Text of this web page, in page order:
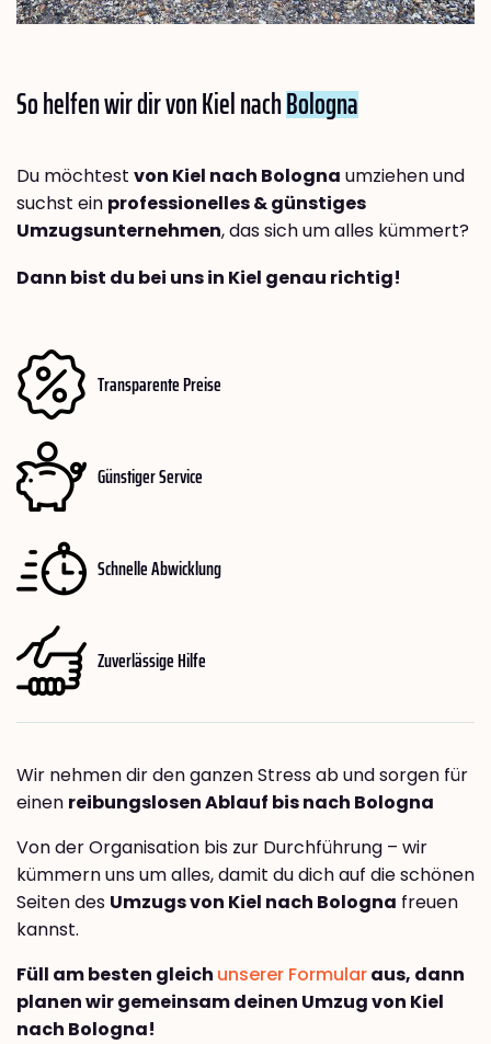
So helfen wir dir von Kiel nachBologna
Du möchtest von Kiel nach Bologna umziehen und
suchst ein professionelles & günstiges
Umzugsunternehmen, das sich um alles kümmert?
Dann bist du bei uns in Kiel genau richtig!
Transparente Preise
Günstiger Service
Schnelle Abwicklung
Zuverlässige Hilfe
Wir nehmen dir den ganzen Stress ab und sorgen für
einen reibungslosen Ablauf bis nach Bologna
Von der Organisation bis zur Durchführung – wir
kümmern uns um alles, damit du dich auf die schönen
Seiten des Umzugs von Kiel nach Bologna freuen
kannst.
Füll am besten gleich unserer Formularaus, dann
planen wir gemeinsam deinen Umzug von Kiel
nach Bologna!